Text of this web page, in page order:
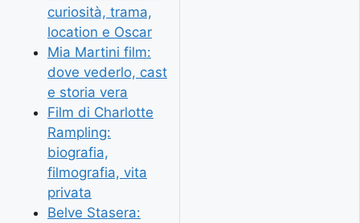
curiosità, trama,
location e Oscar
Mia Martini film:
dove vederlo, cast
e storia vera
Film di Charlotte
Rampling:
biografia,
filmografia, vita
privata
Belve Stasera: